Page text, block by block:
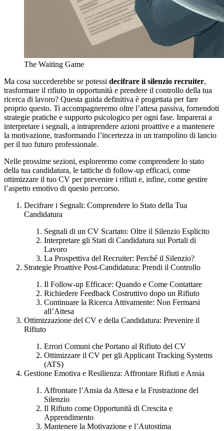
The Waiting Game
Ma cosa succederebbe se potessi decifrare il silenzio recruiter,
trasformare il rifiuto in opportunità e prendere il controllo della tua
ricerca di lavoro? Questa guida definitiva è progettata per fare
proprio questo. Ti accompagneremo oltre l’attesa passiva, fornendoti
strategie pratiche e supporto psicologico per ogni fase. Imparerai a
interpretare i segnali, a intraprendere azioni proattive e a mantenere
la motivazione, trasformando l’incertezza in un trampolino di lancio
per il tuo futuro professionale.
Nelle prossime sezioni, esploreremo come comprendere lo stato
della tua candidatura, le tattiche di follow-up efficaci, come
ottimizzare il tuo CV per prevenire i rifiuti e, infine, come gestire
l’aspetto emotivo di questo percorso.
Decifrare i Segnali: Comprendere lo Stato della Tua
Candidatura
Segnali di un CV Scartato: Oltre il Silenzio Esplicito
Interpretare gli Stati di Candidatura sui Portali di
Lavoro
La Prospettiva del Recruiter: Perché il Silenzio?
Strategie Proattive Post-Candidatura: Prendi il Controllo
Il Follow-up Efficace: Quando e Come Contattare
Richiedere Feedback Costruttivo dopo un Rifiuto
Continuare la Ricerca Attivamente: Non Fermarsi
all’Attesa
Ottimizzazione del CV e della Candidatura: Prevenire il
Rifiuto
Errori Comuni che Portano al Rifiuto del CV
Ottimizzare il CV per gli Applicant Tracking Systems
(ATS)
Gestione Emotiva e Resilienza: Affrontare Rifiuti e Ansia
Affrontare l’Ansia da Attesa e la Frustrazione del
Silenzio
Il Rifiuto come Opportunità di Crescita e
Apprendimento
Mantenere la Motivazione e l’Autostima